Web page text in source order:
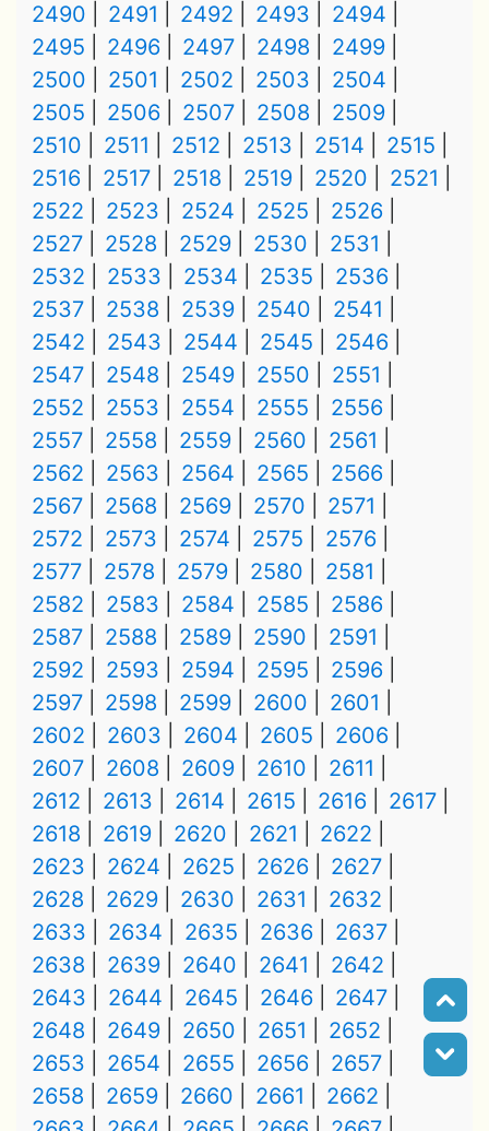
2490
2491 2492 2493
2494
2495
2496 2497 2498
2499
2500
2501 2502 2503
2504
2505
2506 2507 2508
2509
2510
2511 2512 2513 2514
2515
2516
2517 2518 2519 2520
2521
2522
2523 2524 2525
2526
2527
2528 2529 2530
2531
2532
2533 2534 2535
2536
2537
2538 2539 2540
2541
2542
2543 2544 2545
2546
2547
2548 2549 2550
2551
2552
2553 2554 2555
2556
2557
2558 2559 2560
2561
2562
2563 2564 2565
2566
2567
2568 2569 2570
2571
2572
2573 2574 2575
2576
2577
2578 2579 2580
2581
2582
2583 2584 2585
2586
2587
2588 2589 2590
2591
2592
2593 2594 2595
2596
2597
2598 2599 2600
2601
2602
2603 2604 2605
2606
2607
2608 2609 2610
2611
2612
2613 2614 2615 2616
2617
2618
2619 2620 2621
2622
2623
2624 2625 2626
2627
2628
2629 2630 2631
2632
2633
2634 2635 2636
2637
2638
2639 2640 2641
2642
2643
2644 2645 2646
2647
2648
2649 2650 2651
2652
2653
2654 2655 2656
2657
2658
2659 2660 2661
2662